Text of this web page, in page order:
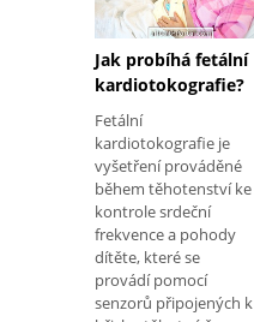
Jak probíhá fetální
kardiotokografie?
Fetální
kardiotokografie je
vyšetření prováděné
během těhotenství ke
kontrole srdeční
frekvence a pohody
dítěte, které se
provádí pomocí
senzorů připojených k